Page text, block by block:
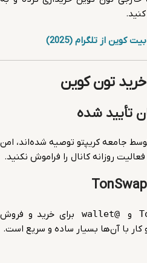
تون کوین
تأیید شده
جامعه کریپتو توصیه شده‌اند، امن
روزانه کانال را فراموش نکنید.
و @wallet
برای خرید و فروش
کار با آن‌ها بسیار ساده و سریع است.